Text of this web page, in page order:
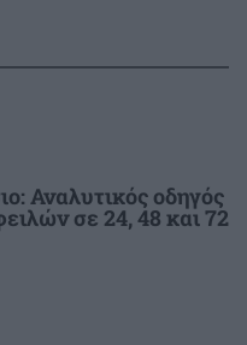
08:00
trend
Ιράν και Ομάν
Αναλυτικός οδηγός
σε 24, 48 και 72